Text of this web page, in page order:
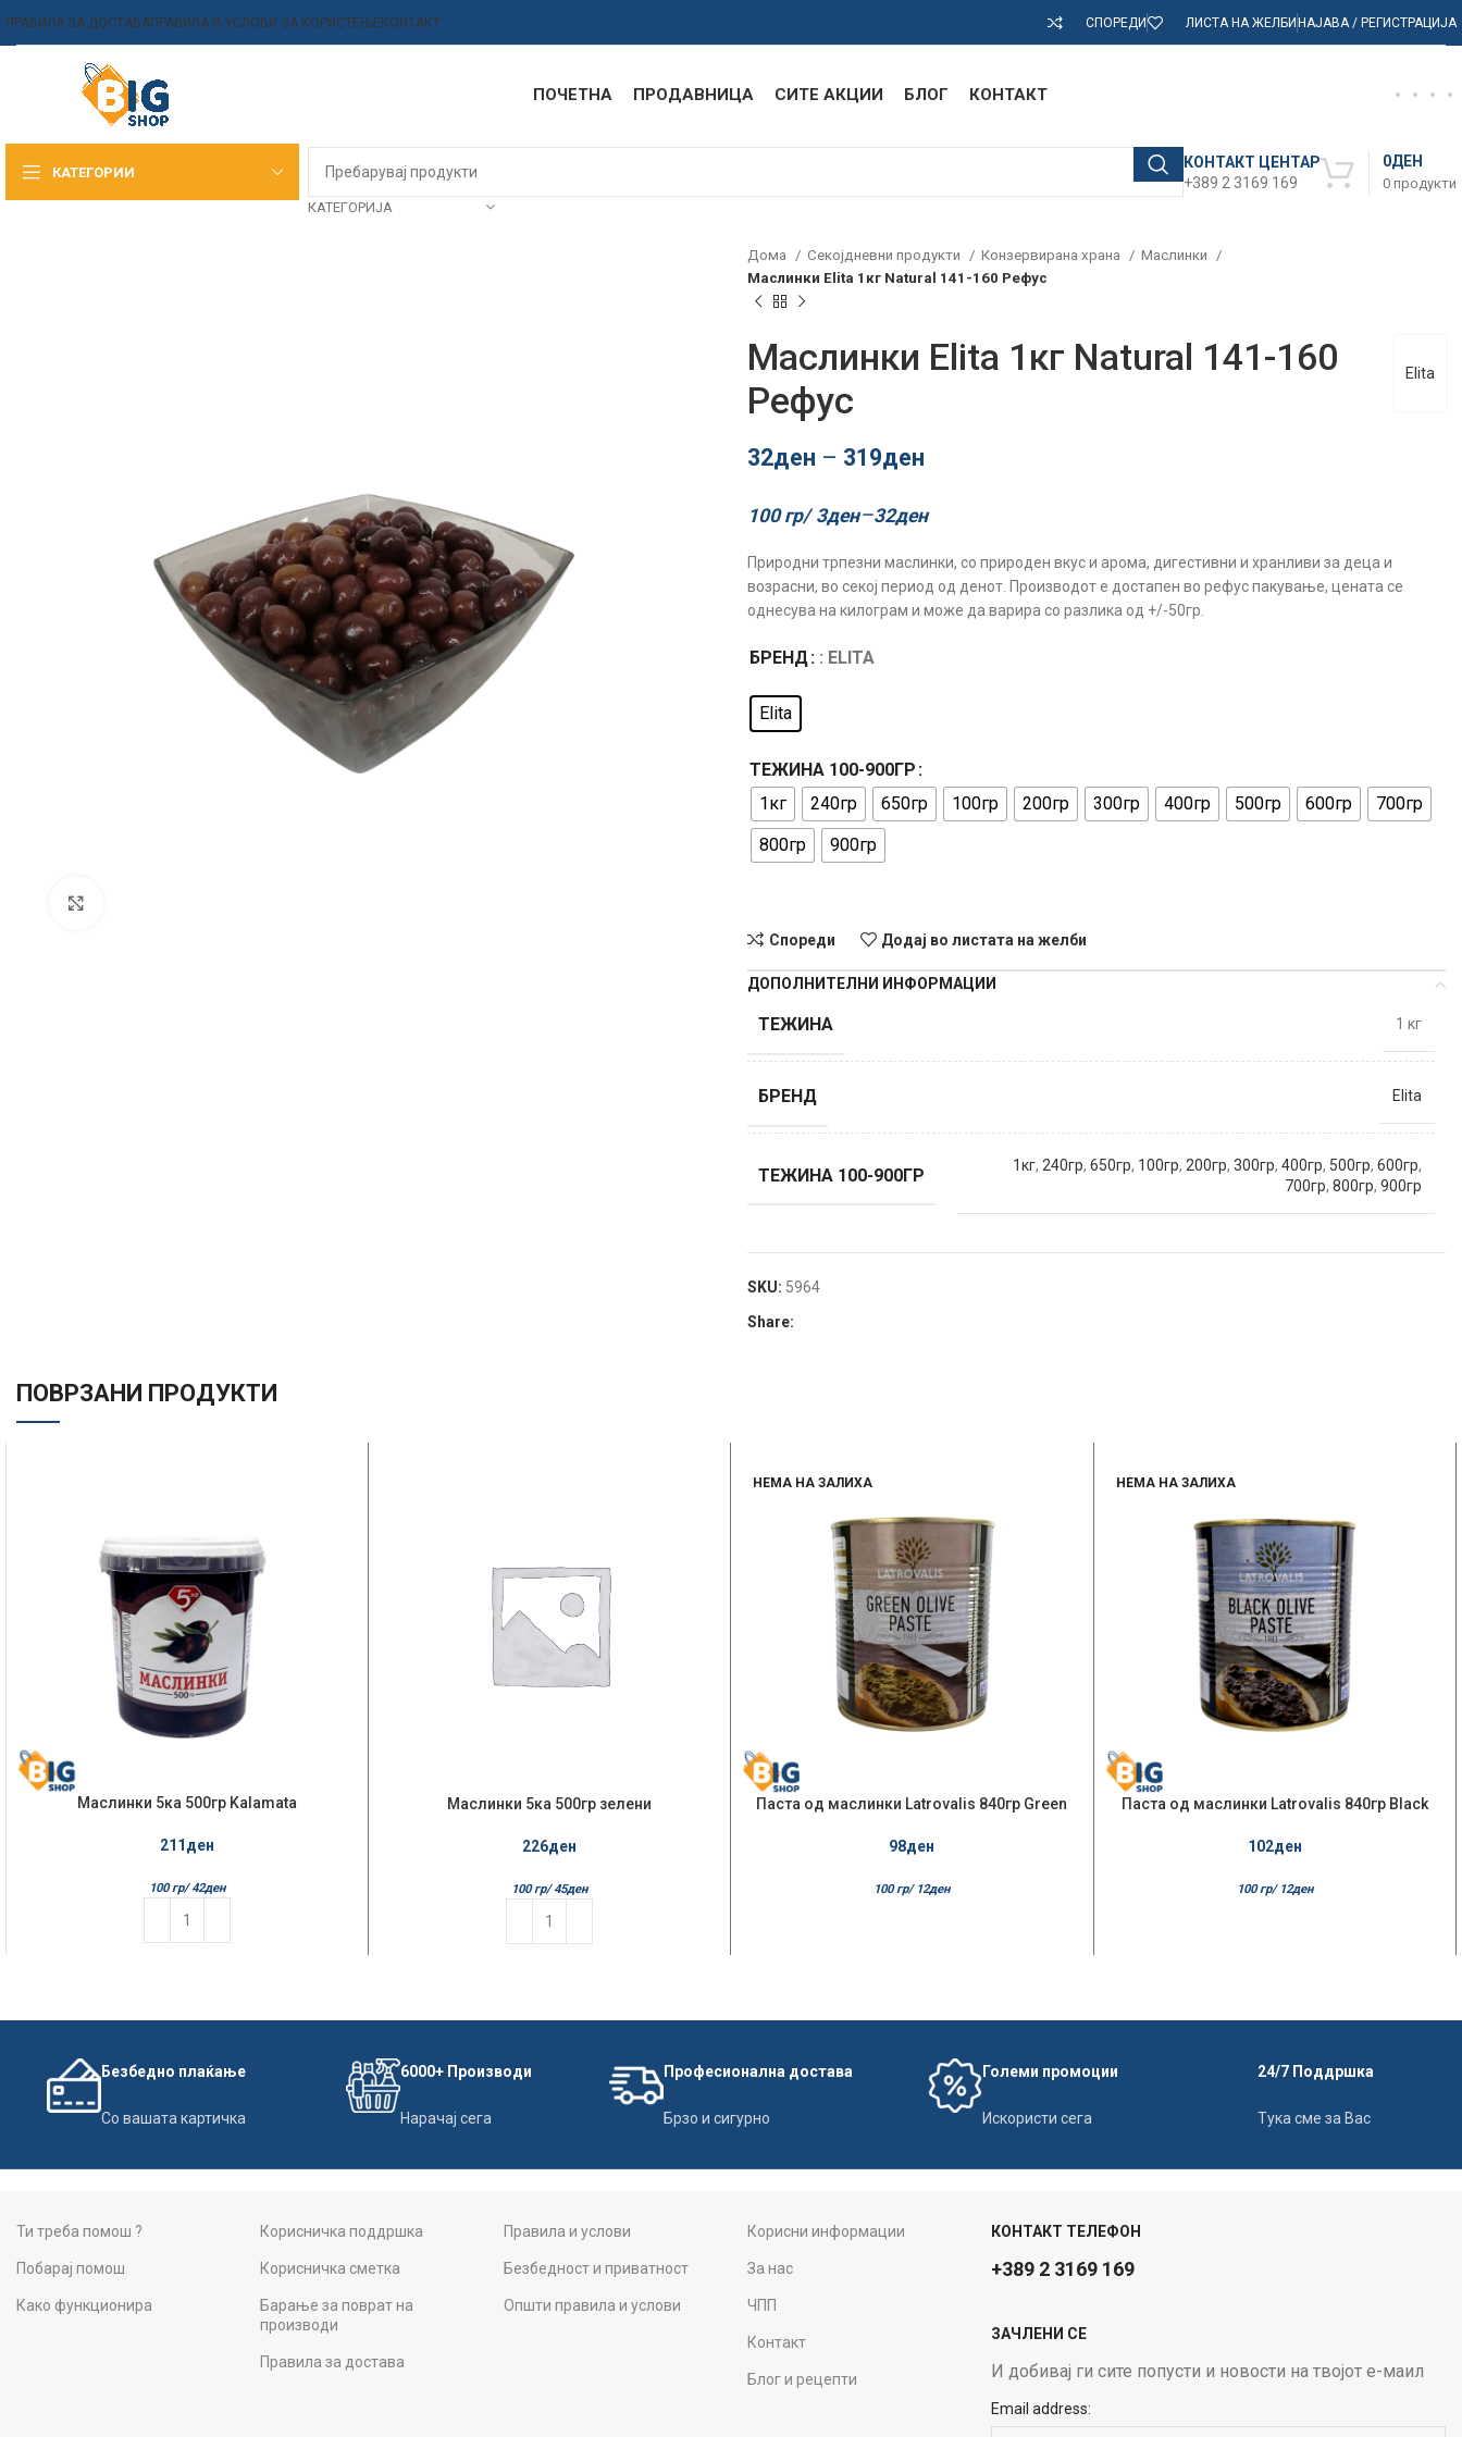
ПРАВИЛА ЗА ДОСТАВАПРАВИЛА И УСЛОВИ ЗА КОРИСТЕЊЕКОНТАКТ СПОРЕДИ ЛИСТА НА ЖЕЛБИНАЈАВА / РЕГИСТРАЦИЈА
ПОЧЕТНА ПРОДАВНИЦА СИТЕ АКЦИИ БЛОГ КОНТАКТ
КАТЕГОРИИ
КАТЕГОРИЈА
КОНТАКТ ЦЕНТАР
+389 2 3169 169
0 продукти
0ДЕН
Дома Секојдневни продукти Конзервирана храна
Маслинки
Маслинки Elita 1кг Natural 141-160 Рефус
Elita
Маслинки Elita 1кг Natural 141-160
Рефус
32ден – 319ден
100 гр/ 3ден–32ден
Природни трпезни маслинки, со природен вкус и арома, дигестивни и хранливи за деца и
возрасни, во секој период од денот. Производот е достапен во рефус пакување, цената се
однесува на килограм и може да варира со разлика од +/-50гр.
БРЕНД : ELITA
Elita
ТЕЖИНА 100-900ГР
1кг
240гр 650гр 100гр 200гр 300гр 400гр 500гр 600гр
700гр
800гр
900гр
Спореди Додај во листата на желби
ДОПОЛНИТЕЛНИ ИНФОРМАЦИИ
ТЕЖИНА 1 кг
БРЕНД Elita
ТЕЖИНА 100-900ГР 1кг, 240гр, 650гр, 100гр, 200гр, 300гр, 400гр, 500гр, 600гр,
700гр, 800гр, 900гр
SKU: 5964
Share:
ПОВРЗАНИ ПРОДУКТИ
Маслинки 5ка 500гр Kalamata
211ден
100 гр/ 42ден
Маслинки 5ка 500гр зелени
226ден
100 гр/ 45ден
НЕМА НА ЗАЛИХА
Паста од маслинки Latrovalis 840гр Green
98ден
100 гр/ 12ден
НЕМА НА ЗАЛИХА
Паста од маслинки Latrovalis 840гр Black
102ден
100 гр/ 12ден
Безбедно плаќање
Со вашата картичка
6000+ Производи
Нарачај сега
Професионална достава
Брзо и сигурно
Големи промоции
Искористи сега
24/7 Поддршка
Тука сме за Вас
Ти треба помош ?
Побарај помош
Како функционира
Корисничка поддршка
Корисничка сметка
Барање за поврат на
производи
Правила за достава
Правила и услови
Безбедност и приватност
Општи правила и услови
Корисни информации
За нас
ЧПП
Контакт
Блог и рецепти
КОНТАКТ ТЕЛЕФОН
+389 2 3169 169
ЗАЧЛЕНИ СЕ
И добивај ги сите попусти и новости на твојот е-маил
Email address: